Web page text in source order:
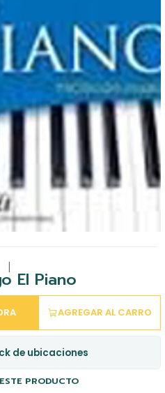
El Piano
AGREGAR AL CARRO
de ubicaciones
PRODUCTO